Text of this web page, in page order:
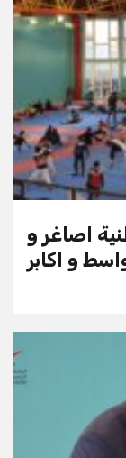
اصاغر و
و اكابر